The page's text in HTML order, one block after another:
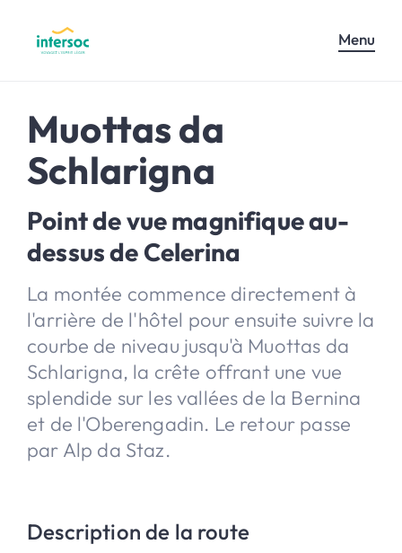
Menu
Muottas da
Schlarigna
Point de vue magnifique au-
dessus de Celerina
La montée commence directement à
l'arrière de l'hôtel pour ensuite suivre la
courbe de niveau jusqu'à Muottas da
Schlarigna, la crête offrant une vue
splendide sur les vallées de la Bernina
et de l'Oberengadin. Le retour passe
par Alp da Staz.
Description de la route